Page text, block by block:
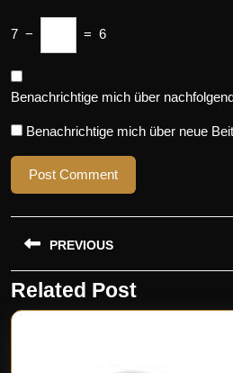
7 − = 6
Benachrichtige mich über
Benachrichtige mich über neue
Beitragsnavigation
PREVIOUS
Previous
post:
Related Post